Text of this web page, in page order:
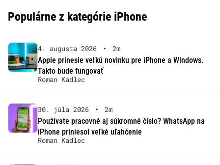
Populárne z kategórie iPhone
4. augusta 2026 •
2m
Apple prinesie veľkú novinku pre iPhone a Windows.
Takto bude fungovať
Roman Kadlec
30. júla 2026 •
2m
Používate pracovné aj súkromné číslo? WhatsApp na
iPhone priniesol veľké uľahčenie
Roman Kadlec